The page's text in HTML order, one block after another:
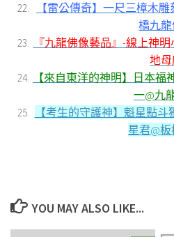
【雷公傳奇】一尺三樟木
橋九
『九龍佛像藝品』-線上神
地
【來自東洋的神明】日本福
一@九
【考生的守護神】魁星點
星君@
YOU MAY ALSO LIKE...